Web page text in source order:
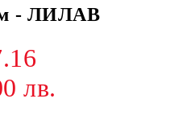
- ЛИЛАВ
лв.